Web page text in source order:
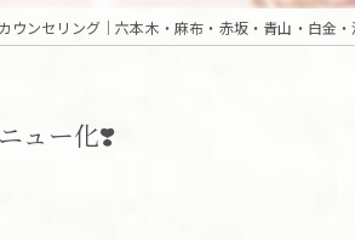
ュー化❣️